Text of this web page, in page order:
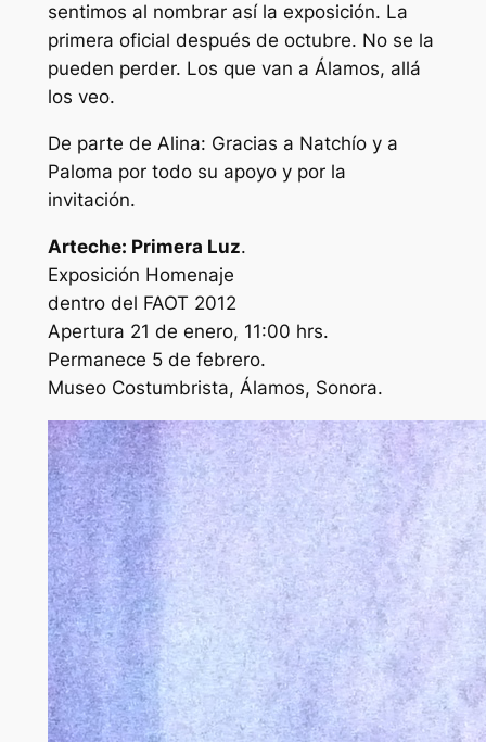
sentimos al nombrar así la exposición. La
primera oficial después de octubre. No se la
pueden perder. Los que van a Álamos, allá
los veo.
De parte de Alina: Gracias a Natchío y a
Paloma por todo su apoyo y por la
invitación.
Arteche: Primera Luz.
Exposición Homenaje
dentro del FAOT 2012
Apertura 21 de enero, 11:00 hrs.
Permanece 5 de febrero.
Museo Costumbrista, Álamos, Sonora.